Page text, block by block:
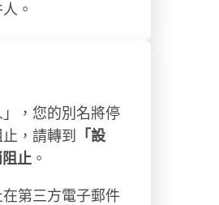
。
，您的別名將停
，請轉到
「設
止 。
第三方電子郵件